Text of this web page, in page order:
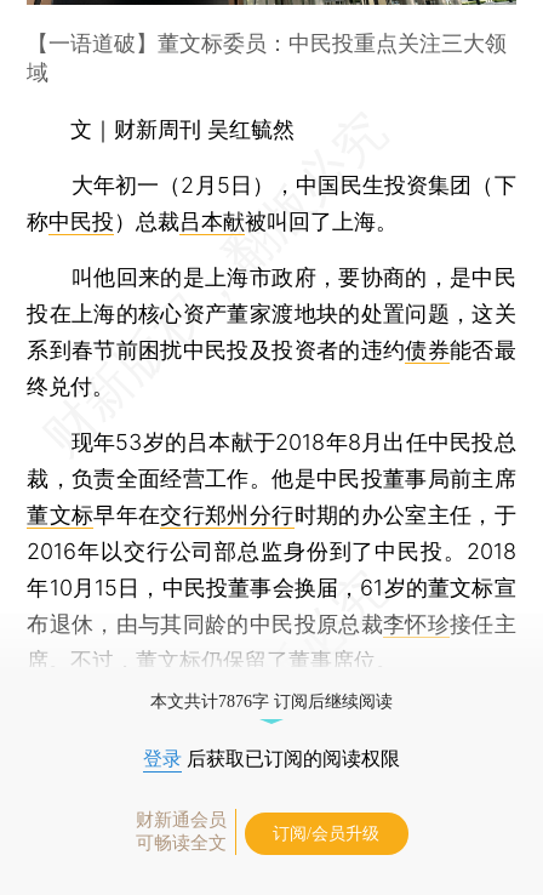
【一语道破】董文标委员：中民投重点关注三大领
域
文｜财新周刊 吴红毓然
大年初一（2月5日），中国民生投资集团（下
称中民投）总裁吕本献被叫回了上海。
叫他回来的是上海市政府，要协商的，是中民
投在上海的核心资产董家渡地块的处置问题，这关
系到春节前困扰中民投及投资者的违约债券能否最
终兑付。
现年53岁的吕本献于2018年8月出任中民投总
裁，负责全面经营工作。他是中民投董事局前主席
董文标早年在交行郑州分行时期的办公室主任，于
2016年以交行公司部总监身份到了中民投。2018
年10月15日，中民投董事会换届，61岁的董文标宣
布退休，由与其同龄的中民投原总裁李怀珍接任主
席。不过，董文标仍保留了董事席位。
本文共计7876字 订阅后继续阅读
登录 后获取已订阅的阅读权限
财新通会员
可畅读全文
订阅/会员升级